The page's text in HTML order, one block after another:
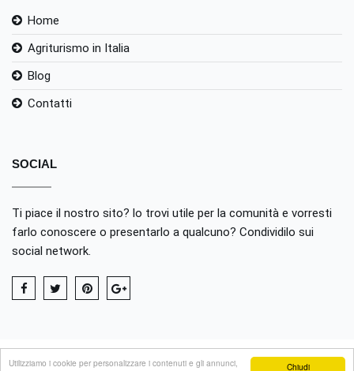
Chiudi
Utilizziamo i cookie per personalizzare i contenuti e gli annunci,
Home
Agriturismo in Italia
Blog
Contatti
SOCIAL
Ti piace il nostro sito? lo trovi utile per la comunità e vorresti
farlo conoscere o presentarlo a qualcuno? Condividilo sui
social network.